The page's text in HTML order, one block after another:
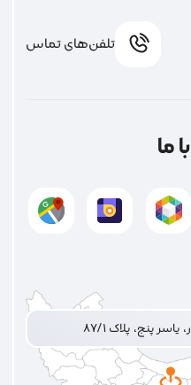
تلفن‌های تماس
ما
پنج، پلاک ۸۷/۱